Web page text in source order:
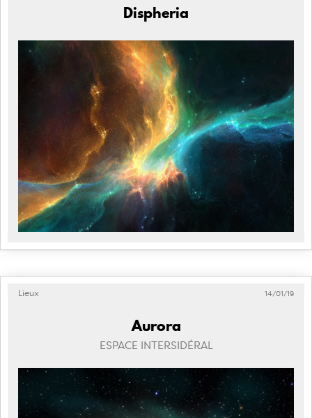
Dispheria
Lieux 14/01/19
Aurora
ESPACE INTERSIDÉRAL